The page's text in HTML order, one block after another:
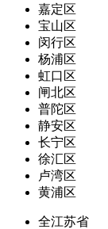
嘉定区
宝山区
闵行区
杨浦区
虹口区
闸北区
普陀区
静安区
长宁区
徐汇区
卢湾区
黄浦区
全江苏省